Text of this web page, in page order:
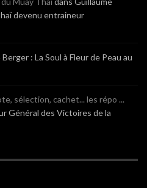
devenu entraineur
: La Soul à Fleur de Peau au
sélection, cachet... les répo ...
Général des Victoires de la